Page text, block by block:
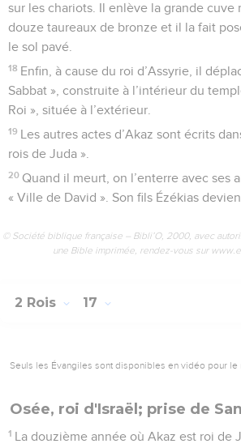
sur les chariots. Il enlève la grande cuve
douze taureaux de bronze et il la fait
le sol pavé.
18 Enfin, à cause du roi d’Assyrie, il
Sabbat », construite à l’intérieur du
Roi », située à l’extérieur.
19 Les autres actes d’Akaz sont écrits
rois de Juda ».
20 Quand il meurt, on l’enterre avec ses
« Ville de David ». Son fils Ézékias
© Société biblique française – Bibli’O, 2000, avec
une Bible imprimée, rendez-vous sur
2 Rois 17
Seuls les Évangiles sont disponibles en vidéo pour le
Osée, roi d'Israël; prise de
1 La douzième année où Akaz est roi de